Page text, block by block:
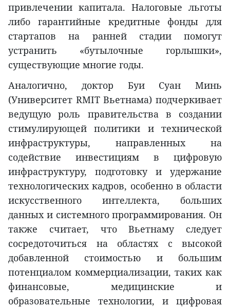
привлечении капитала. Налоговые льготы
либо гарантийные кредитные фонды для
стартапов на ранней стадии помогут
устранить «бутылочные горлышки»,
существующие многие годы.
Аналогично, доктор Буи Суан Минь
(Университет RMIT Вьетнама) подчеркивает
ведущую роль правительства в создании
стимулирующей политики и технической
инфраструктуры, направленных на
содействие инвестициям в цифровую
инфраструктуру, подготовку и удержание
технологических кадров, особенно в области
искусственного интеллекта, больших
данных и системного программирования. Он
также считает, что Вьетнаму следует
сосредоточиться на областях с высокой
добавленной стоимостью и большим
потенциалом коммерциализации, таких как
финансовые, медицинские и
образовательные технологии, и цифровая